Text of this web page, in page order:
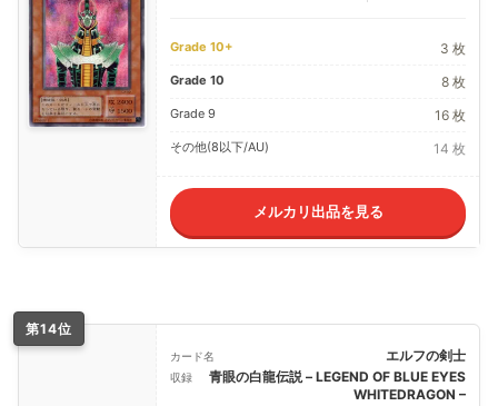
Grade 10+ 3 枚
Grade 10 8 枚
Grade 9 16 枚
その他(8以下/AU) 14 枚
メルカリ出品を見る
第14位
カード名 エルフの剣士
収録
青眼の白龍伝説 – LEGEND OF BLUE EYES
WHITEDRAGON –